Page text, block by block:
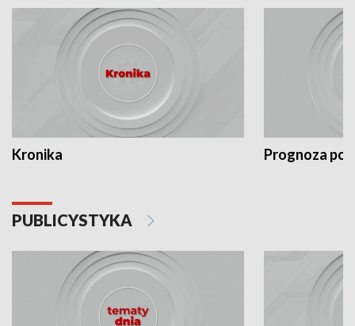
Kronika Prognoza
PUBLICYSTYKA